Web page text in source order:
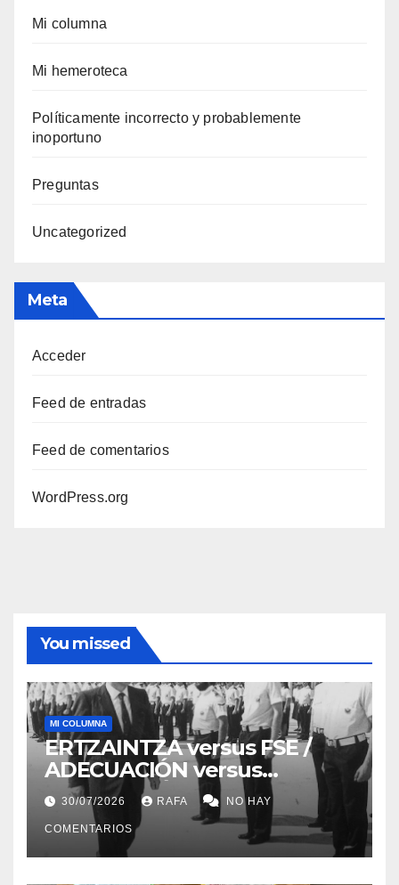
Mi columna
Mi hemeroteca
Polí­ticamente incorrecto y probablemente
inoportuno
Preguntas
Uncategorized
Meta
Acceder
Feed de entradas
Feed de comentarios
WordPress.org
You missed
MI COLUMNA
ERTZAINTZA versus FSE /
ADECUACIÓN versus
SUSTITUCIÓN
30/07/2026 RAFA NO HAY
COMENTARIOS